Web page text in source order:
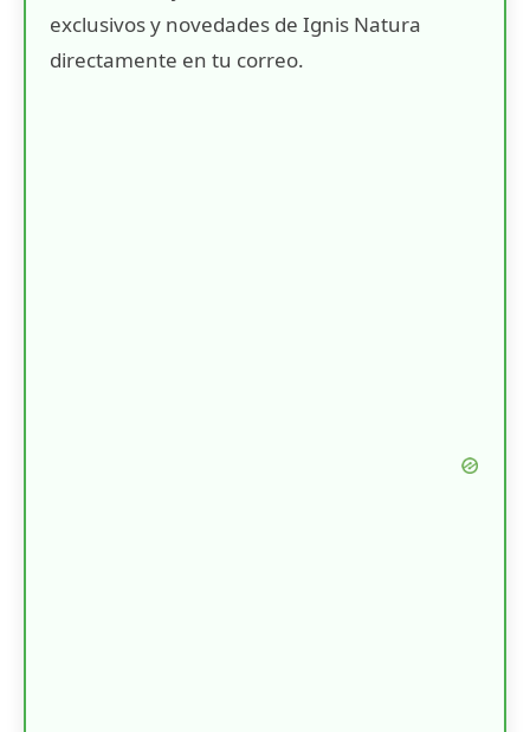
exclusivos y novedades de Ignis Natura
directamente en tu correo.